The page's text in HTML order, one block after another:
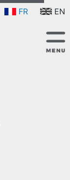
FR EN